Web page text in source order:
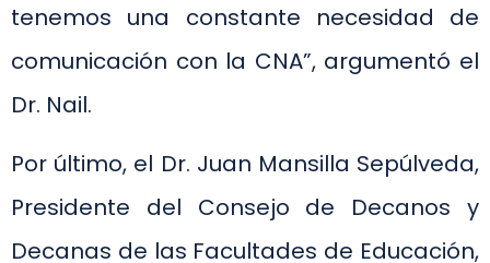
tenemos una constante necesidad de
comunicación con la CNA”, argumentó el
Dr. Nail.
Por último, el Dr. Juan Mansilla Sepúlveda,
Presidente del Consejo de Decanos y
Decanas de las Facultades de Educación,